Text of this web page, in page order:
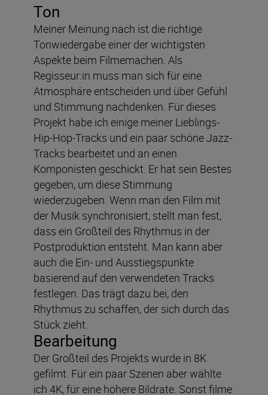
Ton
Meiner Meinung nach ist die richtige
Tonwiedergabe einer der wichtigsten
Aspekte beim Filmemachen. Als
Regisseur:in muss man sich für eine
Atmosphäre entscheiden und über Gefühl
und Stimmung nachdenken. Für dieses
Projekt habe ich einige meiner Lieblings-
Hip-Hop-Tracks und ein paar schöne Jazz-
Tracks bearbeitet und an einen
Komponisten geschickt. Er hat sein Bestes
gegeben, um diese Stimmung
wiederzugeben. Wenn man den Film mit
der Musik synchronisiert, stellt man fest,
dass ein Großteil des Rhythmus in der
Postproduktion entsteht. Man kann aber
auch die Ein- und Ausstiegspunkte
basierend auf den verwendeten Tracks
festlegen. Das trägt dazu bei, den
Rhythmus zu schaffen, der sich durch das
Stück zieht.
Bearbeitung
Der Großteil des Projekts wurde in 8K
gefilmt. Für ein paar Szenen aber wählte
ich 4K, für eine höhere Bildrate. Sonst filme